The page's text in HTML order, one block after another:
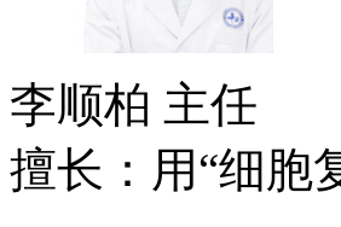
李顺柏 主任
擅长：用“细胞